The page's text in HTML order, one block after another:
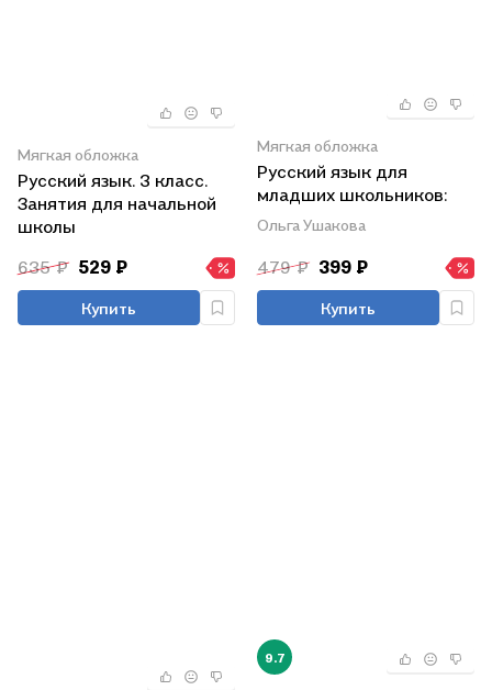
Мягкая обложка
Русский язык. 3 класс.
Занятия для начальной
школы
635 ₽ 529 ₽
Купить
Мягкая обложка
Русский язык для
младших школьников:
книжка-подсказка
Ольга Ушакова
479 ₽ 399 ₽
Купить
9.7